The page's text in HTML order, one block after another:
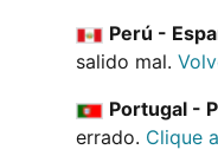
Perú -
salido mal.
Portugal -
errado. Clique